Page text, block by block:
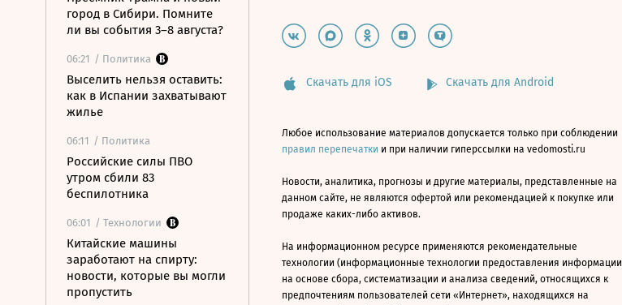
город в Сибири. Помните
ли вы события 3–8 августа?
06:21 / Политика
Выселить нельзя оставить:
как в Испании захватывают
жилье
06:11 / Политика
Российские силы ПВО
утром сбили 83
беспилотника
06:01 / Технологии
Китайские машины
заработают на спирту:
новости, которые вы могли
пропустить
Скачать для iOS Скачать для Android
Любое использование материалов допускается только при соблюдении
правил перепечатки и при наличии гиперссылки на vedomosti.ru
Новости, аналитика, прогнозы и другие материалы, представленные на
данном сайте, не являются офертой или рекомендацией к покупке или
продаже каких-либо активов.
На информационном ресурсе применяются рекомендательные
технологии (информационные технологии предоставления информации
на основе сбора, систематизации и анализа сведений, относящихся к
предпочтениям пользователей сети «Интернет», находящихся на